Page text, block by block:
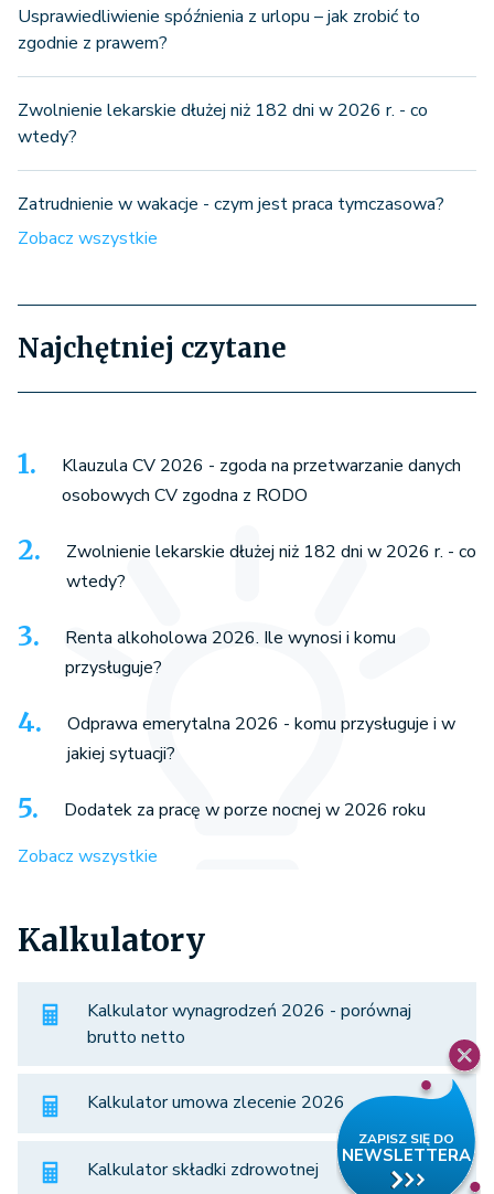
Usprawiedliwienie spóźnienia z urlopu – jak zrobić to
zgodnie z prawem?
Zwolnienie lekarskie dłużej niż 182 dni w 2026 r. - co
wtedy?
Zatrudnienie w wakacje - czym jest praca tymczasowa?
Zobacz wszystkie
Najchętniej czytane
Klauzula CV 2026 - zgoda na przetwarzanie danych
osobowych CV zgodna z RODO
Zwolnienie lekarskie dłużej niż 182 dni w 2026 r. - co
wtedy?
Renta alkoholowa 2026. Ile wynosi i komu
przysługuje?
Odprawa emerytalna 2026 - komu przysługuje i w
jakiej sytuacji?
Dodatek za pracę w porze nocnej w 2026 roku
Zobacz wszystkie
Kalkulatory
Kalkulator wynagrodzeń 2026 - porównaj
brutto netto
Kalkulator umowa zlecenie 2026
Kalkulator składki zdrowotnej